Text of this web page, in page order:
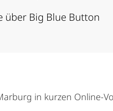
über Big Blue Button
in kurzen Online-